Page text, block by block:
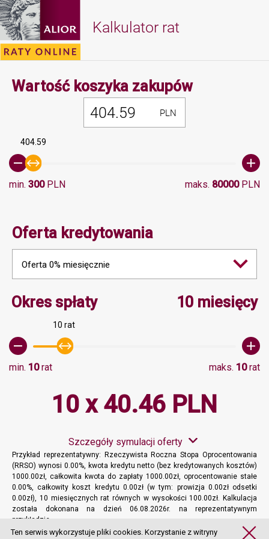
Kalkulator rat
Wartość koszyka zakupówMinimalna
PLN
404.59
min. 300PLN maks. 80000PLN
Oferta kredytowania
Oferta 0% miesięcznie
Okres spłatyMinimalna wartość 10,
10 miesięcy
10 rat
min. 10rat maks. 10rat
10 x 40.46 PLN
Szczegóły symulacji oferty
Przykład reprezentatywny: Rzeczywista Roczna Stopa Oprocentowania
(RRSO) wynosi 0.00%, kwota kredytu netto (bez kredytowanych kosztów)
1000.00zł, całkowita kwota do zapłaty 1000.00zł, oprocentowanie stałe
0.00%, całkowity koszt kredytu 0.00zł (w tym: prowizja 0.00zł odsetki
0.00zł), 10 miesięcznych rat równych w wysokości 100.00zł. Kalkulacja
została dokonana na dzień 06.08.2026r. na reprezentatywnym
przykładzie.
Więcej informacji
Ten serwis wykorzystuje pliki cookies. Korzystanie z witryny